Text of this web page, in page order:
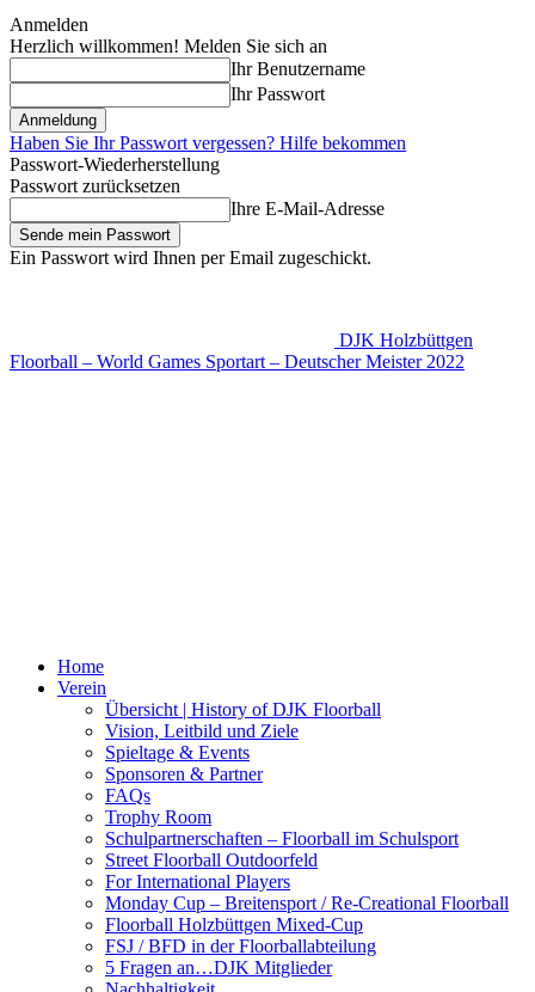
Anmelden
Herzlich willkommen! Melden Sie sich an
Ihr Benutzername
Ihr Passwort
Haben Sie Ihr Passwort vergessen? Hilfe bekommen
Passwort-Wiederherstellung
Passwort zurücksetzen
Ihre E-Mail-Adresse
Ein Passwort wird Ihnen per Email zugeschickt.
DJK Holzbüttgen
Floorball – World Games Sportart – Deutscher Meister 2022
Home
Verein
Übersicht | History of DJK Floorball
Vision, Leitbild und Ziele
Spieltage & Events
Sponsoren & Partner
FAQs
Trophy Room
Schulpartnerschaften – Floorball im Schulsport
Street Floorball Outdoorfeld
For International Players
Monday Cup – Breitensport / Re-Creational Floorball
Floorball Holzbüttgen Mixed-Cup
FSJ / BFD in der Floorballabteilung
5 Fragen an…DJK Mitglieder